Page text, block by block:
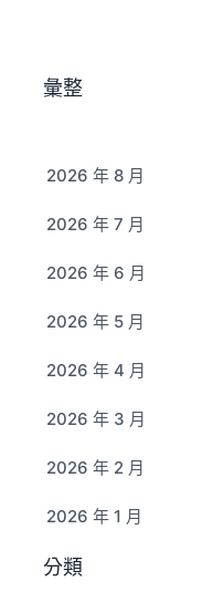
彙整
2026 年 8 月
2026 年 7 月
2026 年 6 月
2026 年 5 月
2026 年 4 月
2026 年 3 月
2026 年 2 月
2026 年 1 月
分類